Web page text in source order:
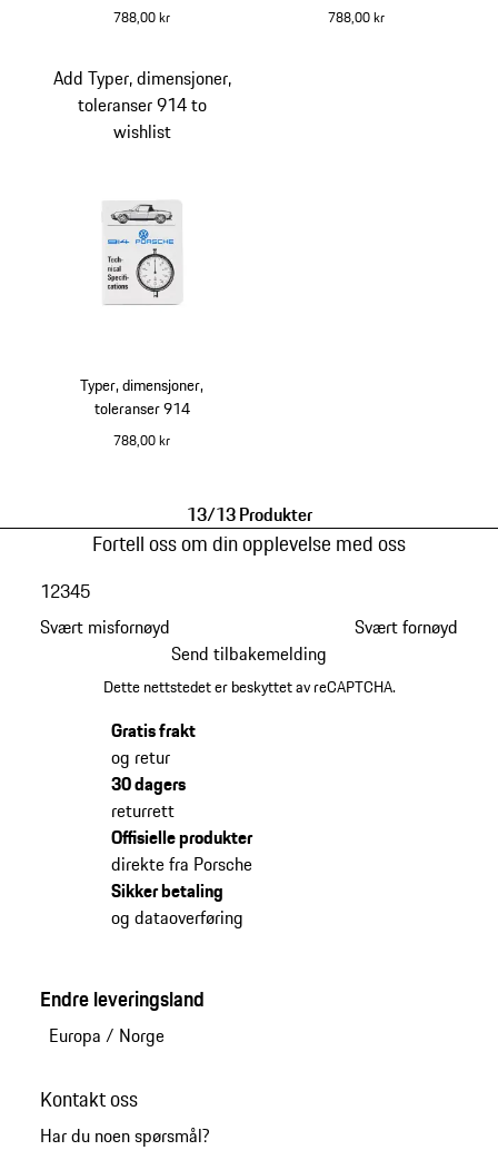
788,00 kr 788,00 kr
Typer, dimensjoner,
toleranser 914
788,00 kr
Add Typer, dimensjoner,
toleranser 914 to
wishlist
13/13 Produkter
Fortell oss om din opplevelse med oss
Svært misfornøyd
12345
Svært fornøyd
Send tilbakemelding
Dette nettstedet er beskyttet av reCAPTCHA.
Gratis frakt
og retur
30 dagers
returrett
Offisielle produkter
direkte fra Porsche
Sikker betaling
og dataoverføring
Endre leveringsland
Europa / Norge
Kontakt oss
Har du noen spørsmål?